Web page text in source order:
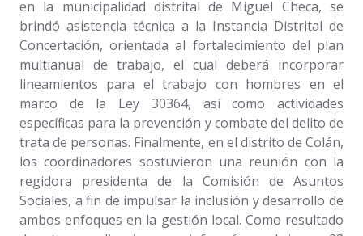
en la municipalidad distrital de Miguel Checa, se
brindó asistencia técnica a la Instancia Distrital de
Concertación, orientada al fortalecimiento del plan
multianual de trabajo, el cual deberá incorporar
lineamientos para el trabajo con hombres en el
marco de la Ley 30364, así como actividades
específicas para la prevención y combate del delito de
trata de personas. Finalmente, en el distrito de Colán,
los coordinadores sostuvieron una reunión con la
regidora presidenta de la Comisión de Asuntos
Sociales, a fin de impulsar la inclusión y desarrollo de
ambos enfoques en la gestión local. Como resultado